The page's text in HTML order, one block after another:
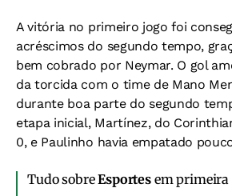
A vitória no primeiro jogo foi
acréscimos do segundo tempo,
bem cobrado por Neymar. O gol
da torcida com o time de Mano
durante boa parte do segundo
etapa inicial, Martínez, do
0, e Paulinho havia empatado
Tudo sobreEsportesem primeira